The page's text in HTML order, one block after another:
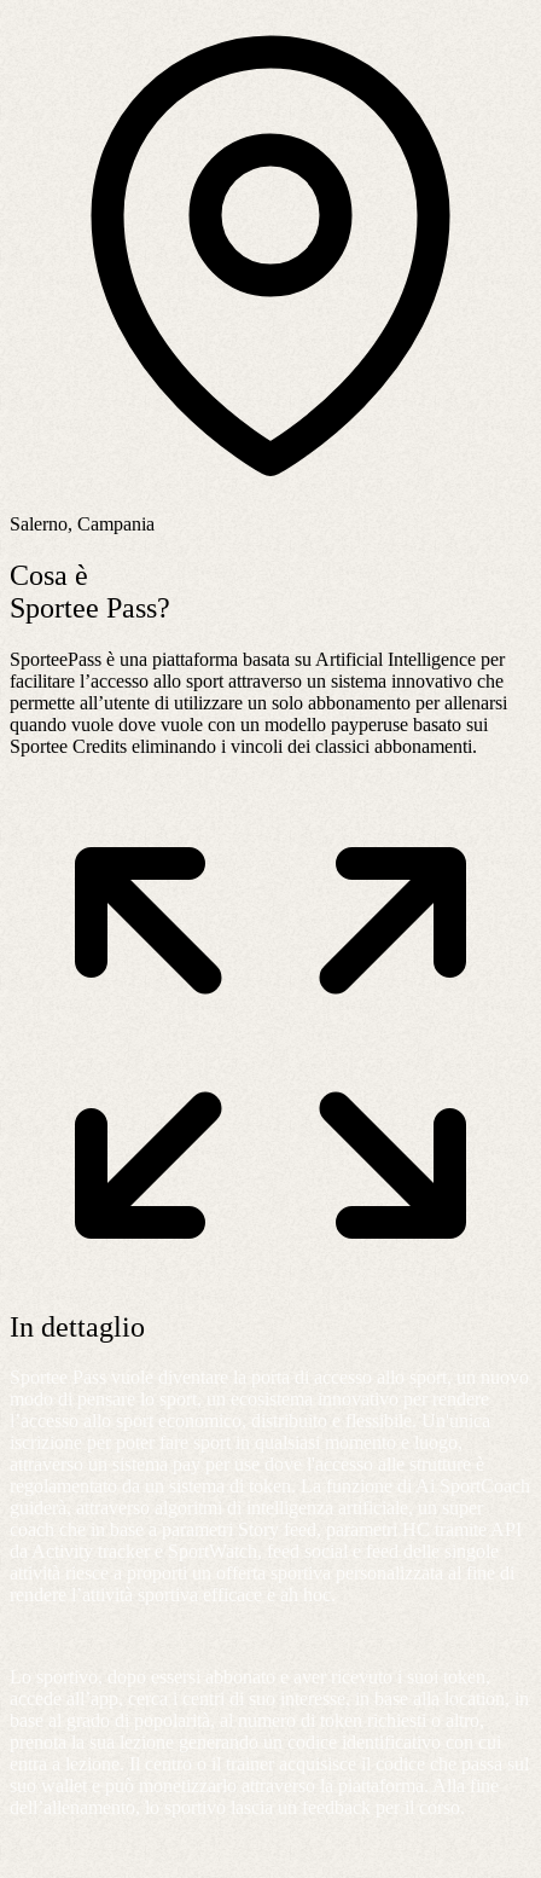
Salerno, Campania
Cosa è
Sportee Pass?
SporteePass è una piattaforma basata su Artificial Intelligence per
facilitare l’accesso allo sport attraverso un sistema innovativo che
permette all’utente di utilizzare un solo abbonamento per allenarsi
quando vuole dove vuole con un modello payperuse basato sui
Sportee Credits eliminando i vincoli dei classici abbonamenti.
In dettaglio
Sportee Pass vuole diventare la porta di accesso allo sport, un nuovo
modo di pensare lo sport, un ecosistema innovativo per rendere
l’accesso allo sport economico, distribuito e flessibile. Un'unica
iscrizione per poter fare sport in qualsiasi momento e luogo,
attraverso un sistema pay per use dove l'accesso alle strutture è
regolamentato da un sistema di token. La funzione di Ai SportCoach
guiderà, attraverso algoritmi di intelligenza artificiale, un super
coach che in base a parametri Story feed, parametri HC tramite API
da Activity tracker e SportWatch, feed social e feed delle singole
attività riesce a proporti un offerta sportiva personalizzata al fine di
rendere l’attività sportiva efficace e ah hoc.
Lo sportivo, dopo essersi abbonato e aver ricevuto i suoi token,
accede all’app, cerca i centri di suo interesse, in base alla location, in
base al grado di popolarità, al numero di token richiesti o altro,
prenota la sua lezione generando un codice identificativo con cui
entra a lezione. Il centro o il trainer acquisisce il codice che passa sul
suo wallet e può monetizzarlo attraverso la piattaforma. Alla fine
dell’allenamento, lo sportivo lascia un feedback per il corso.